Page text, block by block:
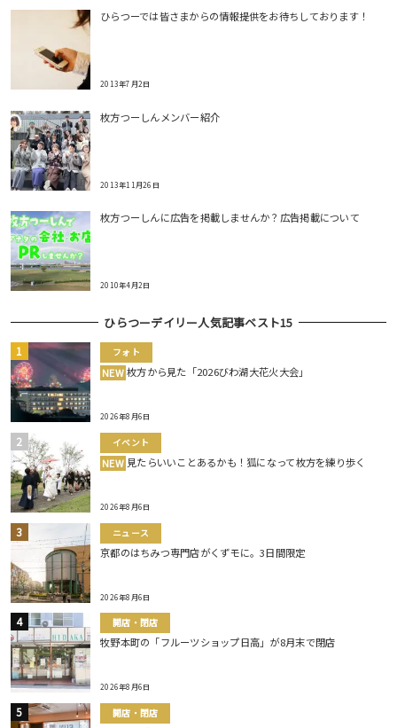
ひらつーでは皆さまからの情報提供をお待ちしております！
2013年7月2日
枚方つーしんメンバー紹介
2013年11月26日
枚方つーしんに広告を掲載しませんか？広告掲載について
2010年4月2日
ひらつーデイリー人気記事ベスト15
フォト
NEW 枚方から見た「2026びわ湖大花火大会」
2026年8月6日
イベント
NEW 見たらいいことあるかも！狐になって枚方を練り歩く
2026年8月6日
ニュース
京都のはちみつ専門店がくずモに。3日間限定
2026年8月6日
開店・閉店
牧野本町の「フルーツショップ日高」が8月末で閉店
2026年8月6日
開店・閉店